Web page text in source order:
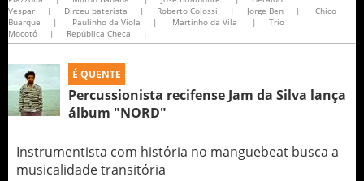
Vespar
| Dirceu baterista | Roberto Colossi | Jorge Ben |
Chico
Buarque
| Paulinho da Viola | Martinho da Vila |
Trio
Mocotó
| República Checa |
É QUENTE
Percussionista recifense Jam da Silva lança
álbum "NORD"
Instrumentista com história no manguebeat busca a
musicalidade transitória